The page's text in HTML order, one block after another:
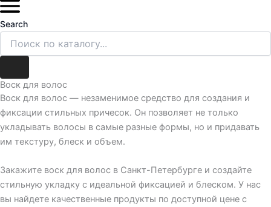
Search
Воск для волос
Воск для волос — незаменимое средство для создания и
фиксации стильных причесок. Он позволяет не только
укладывать волосы в самые разные формы, но и придавать
им текстуру, блеск и объем.
Закажите воск для волос в Санкт-Петербурге и создайте
стильную укладку с идеальной фиксацией и блеском. У нас
вы найдете качественные продукты по доступной цене с